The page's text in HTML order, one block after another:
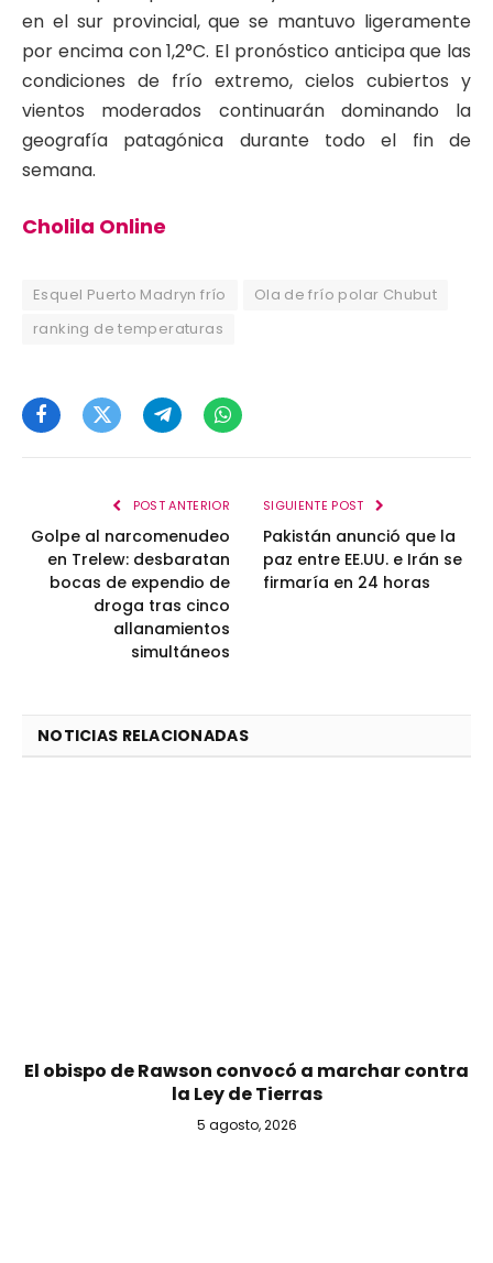
en el sur provincial, que se mantuvo ligeramente
por encima con 1,2°C. El pronóstico anticipa que las
condiciones de frío extremo, cielos cubiertos y
vientos moderados continuarán dominando la
geografía patagónica durante todo el fin de
semana.
Cholila Online
Esquel Puerto Madryn frío
Ola de frío polar Chubut
ranking de temperaturas
FacebookTwitterTelegramWhatsApp
POST ANTERIOR
Golpe al narcomenudeo
en Trelew: desbaratan
bocas de expendio de
droga tras cinco
allanamientos
simultáneos
SIGUIENTE POST
Pakistán anunció que la
paz entre EE.UU. e Irán se
firmaría en 24 horas
NOTICIAS RELACIONADAS
El obispo de Rawson convocó a marchar contra
la Ley de Tierras
5 agosto, 2026